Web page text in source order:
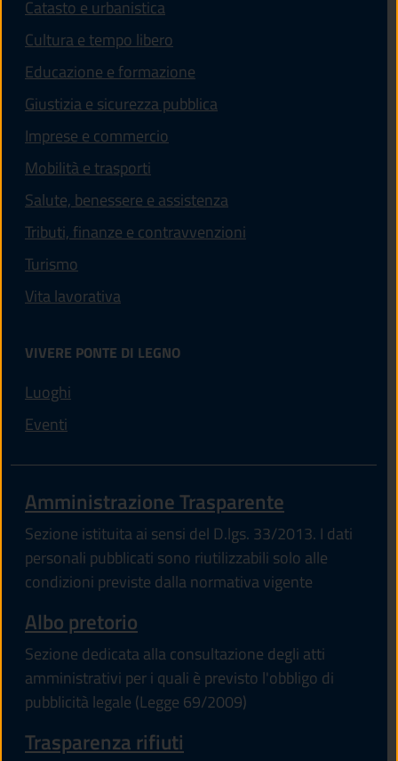
Catasto e urbanistica
Cultura e tempo libero
Educazione e formazione
Giustizia e sicurezza pubblica
Imprese e commercio
Mobilità e trasporti
Salute, benessere e assistenza
Tributi, finanze e contravvenzioni
Turismo
Vita lavorativa
VIVERE PONTE DI LEGNO
Luoghi
Eventi
Amministrazione Trasparente
Sezione istituita ai sensi del D.lgs. 33/2013. I dati
personali pubblicati sono riutilizzabili solo alle
condizioni previste dalla normativa vigente
Albo pretorio
Sezione dedicata alla consultazione degli atti
amministrativi per i quali è previsto l'obbligo di
pubblicità legale (Legge 69/2009)
Trasparenza rifiuti